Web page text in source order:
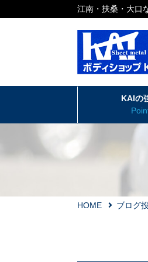
江南・扶桑・大口
KAIの
HOME ブログ